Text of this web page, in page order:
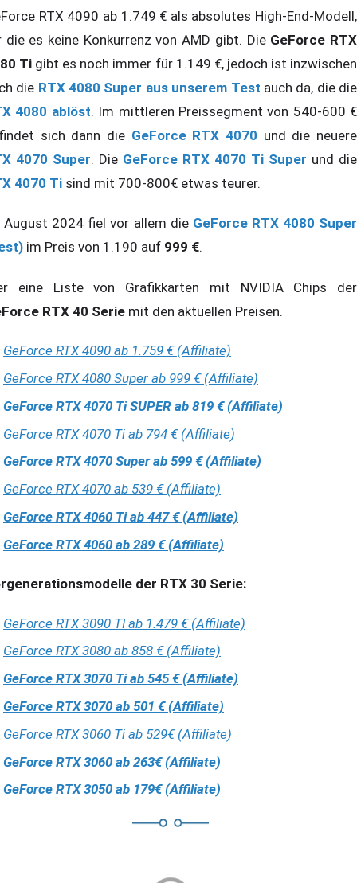
RTX 4090 ab 1.749 € als absolutes High-End-Modell,
die es keine Konkurrenz von AMD gibt. Die GeForce RTX
Ti gibt es noch immer für 1.149 €, jedoch ist inzwischen
die RTX 4080 Super aus unserem Test auch da, die die
4080 ablöst. Im mittleren Preissegment von 540-600 €
sich dann die GeForce RTX 4070 und die neuere
4070 Super. Die GeForce RTX 4070 Ti Super und die
4070 Ti sind mit 700-800€ etwas teurer.
August 2024 fiel vor allem die GeForce RTX 4080 Super
im Preis von 1.190 auf 999 €.
eine Liste von Grafikkarten mit NVIDIA Chips der
RTX 40 Serie mit den aktuellen Preisen.
GeForce RTX 4090 ab 1.759 € (Affiliate)
GeForce RTX 4080 Super ab 999 € (Affiliate)
GeForce RTX 4070 Ti SUPER ab 819 € (Affiliate)
GeForce RTX 4070 Ti ab 794 € (Affiliate)
GeForce RTX 4070 Super ab 599 € (Affiliate)
GeForce RTX 4070 ab 539 € (Affiliate)
GeForce RTX 4060 Ti ab 447 € (Affiliate)
GeForce RTX 4060 ab 289 € (Affiliate)
der RTX 30 Serie:
GeForce RTX 3090 TI ab 1.479 € (Affiliate)
GeForce RTX 3080 ab 858 € (Affiliate)
GeForce RTX 3070 Ti ab 545 € (Affiliate)
GeForce RTX 3070 ab 501 € (Affiliate)
GeForce RTX 3060 Ti ab 529€ (Affiliate)
GeForce RTX 3060 ab 263€ (Affiliate)
GeForce RTX 3050 ab 179€ (Affiliate)